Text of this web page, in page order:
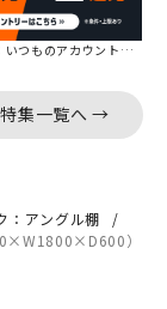
アカウントで簡単に決済可能。
特集一覧へ →
：アングル棚
）